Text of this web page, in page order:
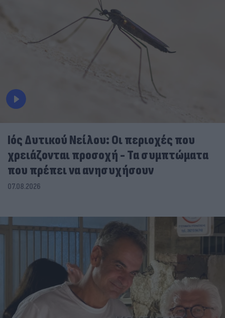
Ιός Δυτικού Νείλου: Οι περιοχές που
χρειάζονται προσοχή - Τα συμπτώματα
που πρέπει να ανησυχήσουν
07.08.2026